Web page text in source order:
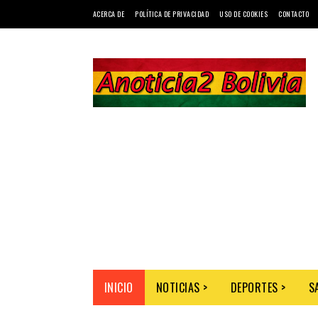
ACERCA DE POLÍTICA DE PRIVACIDAD USO DE COOKIES CONTACTO
INICIO NOTICIAS > DEPORTES >